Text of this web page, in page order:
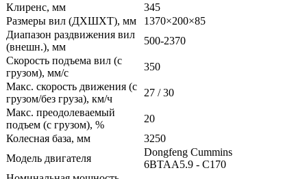
Клиренс, мм
345
Размеры вил (ДXШXТ), мм
1370×200×85
Диапазон раздвижения вил
(внешн.), мм
500-2370
Скорость подъема вил (с
грузом), мм/с
350
Макс. скорость движения (с
грузом/без груза), км/ч
27 / 30
Макс. преодолеваемый
подъем (с грузом), %
20
Колесная база, мм
3250
Модель двигателя
Dongfeng Cummins
6BTAA5.9 - C170